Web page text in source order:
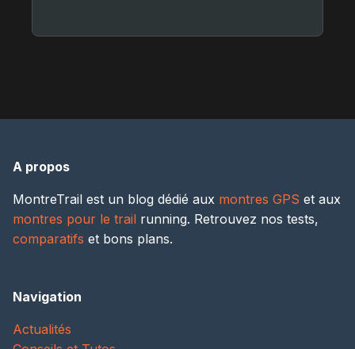
A propos
MontreTrail est un blog dédié aux montres GPS et aux
montres pour le trail running. Retrouvez nos tests,
comparatifs et bons plans.
Navigation
Actualités